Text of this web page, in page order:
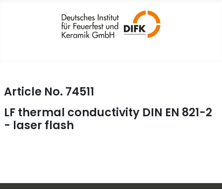
Article No. 74511
LF thermal conductivity DIN EN 821-2
- laser flash